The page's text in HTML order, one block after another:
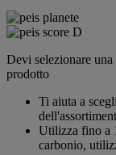
Devi selezionare
prodotto
Ti aiuta a
Utilizza fino a
carbonio,